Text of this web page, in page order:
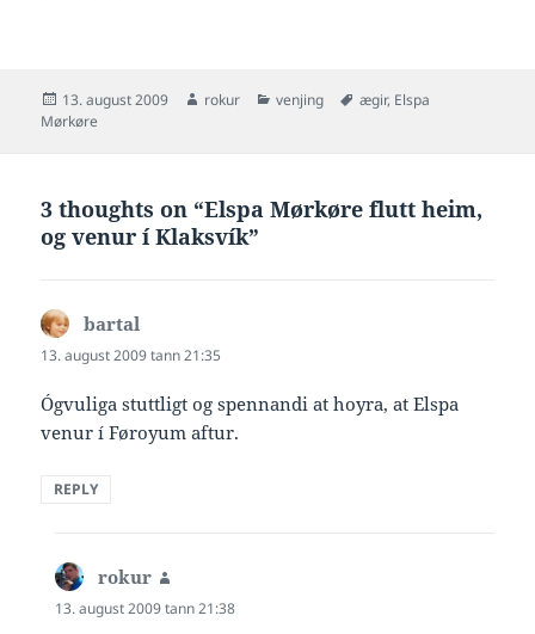
Posted
on
13. august 2009 Author
rokur Categories
venjing Tags
ægir, Elspa
Mørkøre
3 thoughts on “Elspa Mørkøre flutt heim,
og venur í Klaksvík”
bartal
13. august 2009 tann 21:35
Ógvuliga stuttligt og spennandi at hoyra, at Elspa
venur í Føroyum aftur.
REPLY
rokur
13. august 2009 tann 21:38